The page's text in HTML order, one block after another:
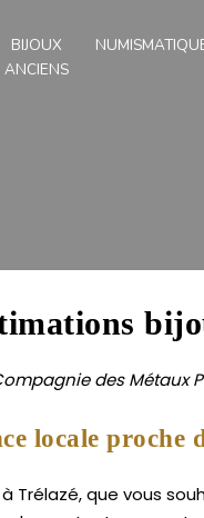
BIJOUX
ANCIENS
des Métaux
locale proche
Trélazé, que vous